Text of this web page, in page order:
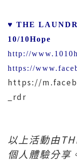
♥ THE
10/10Hope
http://
https://
https://
_rdr
以上活動由
個人體驗分享